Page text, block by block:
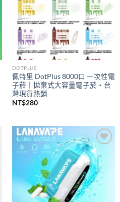
DOTPLUS
佩特里 DotPlus 8000口 一次性電
子菸｜拋棄式大容量電子菸・台
灣現貨熱銷
NT$280
Add to
wishlist